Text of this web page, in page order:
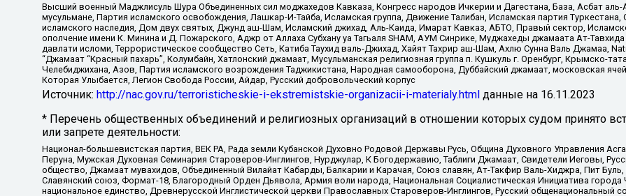
Высший военный Маджлисуль Шура Объединенных сил моджахедов Кавказа, Конгресс народов Ичкерии и Дагестана, База, Асбат
мусульмане, Партия исламского освобождения, Лашкар-И-Тайба, Исламская группа, Движение Талибан, Исламская партия
исламского наследия, Дом двух святых, Джунд аш-Шам, Исламский джихад, Аль-Каида, Имарат Кавказ, АБТО, Правый сектор,
ополчение имени К. Минина и Д. Пожарского, Аджр от Аллаха Субхану уа Тагьаля SHAM, АУМ Синрике, Муджахеды джамаата Ат-
давлати исломи, Террористическое сообщество Сеть, Катиба Таухид валь-Джихад, Хайят Тахрир аш-Шам, Ахлю Сунна Валь Джамаа,
“Джамаат “Красный пахарь”, Колумбайн, Хатлонский джамаат, Мусульманская религиозная группа п. Кушкуль г. Оренбург, Крымско-
Челебиджихана, Азов, Партия исламского возрождения Таджикистана, Народная самооборона, Дуббайский джамаат, московская
Которая Улыбается, Легион Свобода России, Айдар, Русский добровольческий корпус
Источник: http://nac.gov.ru/terroristicheskie-i-ekstremistskie-organizacii-i-materialy.html данные на 16.11.2023
* Перечень общественных объединений и религиозных организаций в отношении которых судом принято
или запрете деятельности:
Национал-большевистская партия, ВЕК РА, Рада земли Кубанской Духовно Родовой Державы Русь, Община Духовного Управления
Перуна, Мужская Духовная Семинария Староверов-Инглингов, Нурджулар, К Богодержавию, Таблиги Джамаат, Свидетели Иеговы,
общество, Джамаат мувахидов, Объединенный Вилайат Кабарды, Балкарии и Карачая, Союз славян, Ат-Такфир Валь-Хиджра, Пит Буль,
Славянский союз, Формат-18, Благородный Орден Дьявола, Армия воли народа, Национальная Социалистическая Инициатива
национальное единство, Древнерусской Инглистической церкви Православных Староверов-Инглингов, Русский общенациональный